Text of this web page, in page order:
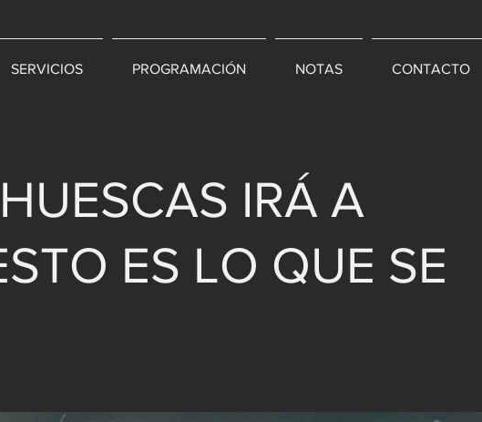
SERVICIOS PROGRAMACIÓN NOTAS CONTACTO
IRÁ A
ES LO QUE SE